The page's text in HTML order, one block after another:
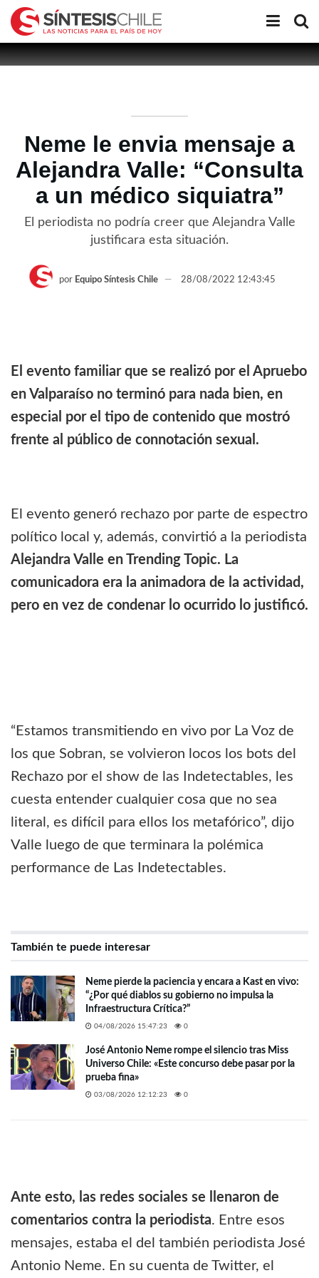
Neme le envia mensaje a
Alejandra Valle: “Consulta
a un médico siquiatra”
El periodista no podría creer que Alejandra Valle
justificara esta situación.
por Equipo Síntesis Chile 28/08/2022 12:43:45
El evento familiar que se realizó por el Apruebo
en Valparaíso no terminó para nada bien, en
especial por el tipo de contenido que mostró
frente al público de connotación sexual.
El evento generó rechazo por parte de espectro
político local y, además, convirtió a la periodista
Alejandra Valle en Trending Topic. La
comunicadora era la animadora de la actividad,
pero en vez de condenar lo ocurrido lo justificó.
“Estamos transmitiendo en vivo por La Voz de
los que Sobran, se volvieron locos los bots del
Rechazo por el show de las Indetectables, les
cuesta entender cualquier cosa que no sea
literal, es difícil para ellos los metafórico”, dijo
Valle luego de que terminara la polémica
performance de Las Indetectables.
También te puede interesar
Neme pierde la paciencia y encara a Kast en vivo:
“¿Por qué diablos su gobierno no impulsa la
Infraestructura Crítica?”
04/08/2026 15:47:23 0
José Antonio Neme rompe el silencio tras Miss
Universo Chile: «Este concurso debe pasar por la
prueba fina»
03/08/2026 12:12:23 0
Ante esto, las redes sociales se llenaron de
comentarios contra la periodista. Entre esos
mensajes, estaba el del también periodista José
Antonio Neme. En su cuenta de Twitter, el